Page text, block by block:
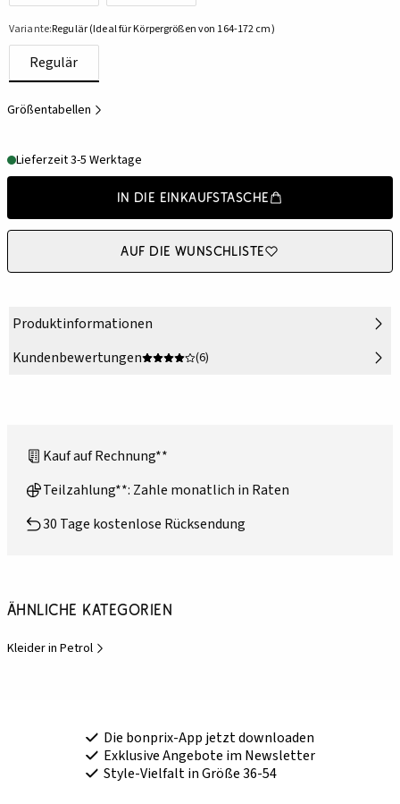
Variante:Regulär (Ideal für Körpergrößen von 164-172 cm)
Regulär
Größentabellen
Lieferzeit 3-5 Werktage
In die Einkaufstasche
Auf die Wunschliste
Produktinformationen
Kundenbewertungen
(6)
Kauf auf Rechnung**
Teilzahlung**: Zahle monatlich in Raten
30 Tage kostenlose Rücksendung
Ähnliche Kategorien
Kleider in Petrol
Die bonprix-App jetzt downloaden
Exklusive Angebote im Newsletter
Style-Vielfalt in Größe 36-54